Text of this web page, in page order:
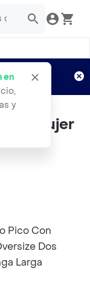
en
y
Aplican TyC
Xl Mujer
Pico Con
Dos
Larga